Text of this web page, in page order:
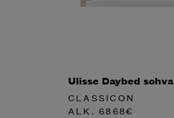
Ulisse Daybed sohva
CLASSICON
ALK. 6868€